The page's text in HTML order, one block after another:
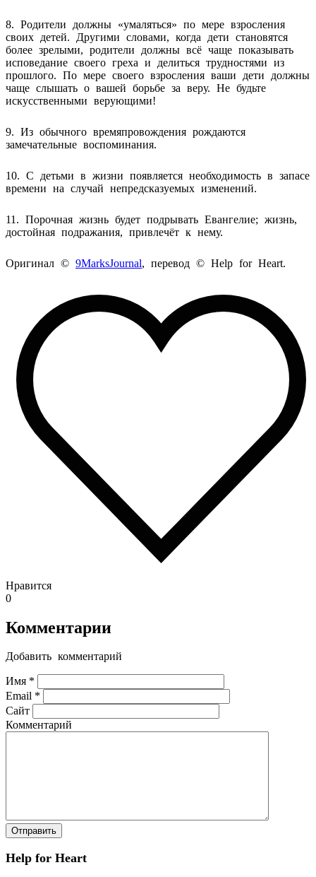
8. Родители должны «умаляться» по мере взросления
своих детей. Другими словами, когда дети становятся
более зрелыми, родители должны всё чаще показывать
исповедание своего греха и делиться трудностями из
прошлого. По мере своего взросления ваши дети должны
чаще слышать о вашей борьбе за веру. Не будьте
искусственными верующими!
9. Из обычного времяпровождения рождаются
замечательные воспоминания.
10. С детьми в жизни появляется необходимость в запасе
времени на случай непредсказуемых изменений.
11. Порочная жизнь будет подрывать Евангелие; жизнь,
достойная подражания, привлечёт к нему.
Оригинал © 9MarksJournal, перевод © Help for Heart.
Нравится
0
Комментарии
Добавить комментарий
Имя *
Email *
Сайт
Комментарий
Help for Heart